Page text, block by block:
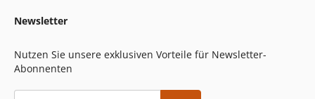
Newsletter
Nutzen Sie unsere exklusiven Vorteile für Newsletter-
Abonnenten